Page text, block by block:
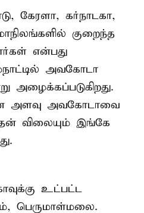
கேரளா, கர்நாடகா,
குறைந்த
என்பது
அவகோடா
அளவு அவகோடாவை
விலையும் இங்கே
உட்பட்ட
பெருமாள்மலை.